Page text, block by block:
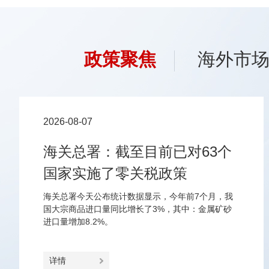
政策聚焦 海外市场
2026-08-07
海关总署：截至目前已对63个
国家实施了零关税政策
海关总署今天公布统计数据显示，今年前7个月，我
国大宗商品进口量同比增长了3%，其中：金属矿砂
进口量增加8.2%。
详情